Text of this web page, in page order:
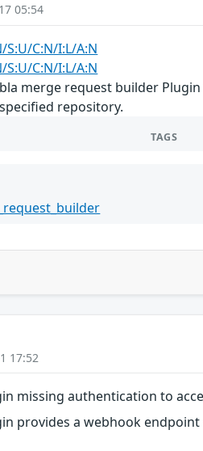
05:54
S:U/C:N/I:L/A:N
S:U/C:N/I:L/A:N
merge request builder
repository.
TAGS
17:52
missing authentication to
provides a webhook endpoint